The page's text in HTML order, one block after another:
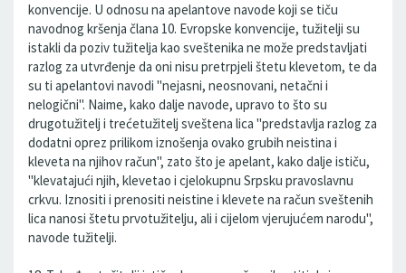
konvencije. U odnosu na apelantove navode koji se tiču
navodnog kršenja člana 10. Evropske konvencije, tužitelji su
istakli da poziv tužitelja kao sveštenika ne može predstavljati
razlog za utvrđenje da oni nisu pretrpjeli štetu klevetom, te da
su ti apelantovi navodi "nejasni, neosnovani, netačni i
nelogični". Naime, kako dalje navode, upravo to što su
drugotužitelj i trećetužitelj sveštena lica "predstavlja razlog za
dodatni oprez prilikom iznošenja ovako grubih neistina i
kleveta na njihov račun", zato što je apelant, kako dalje ističu,
"klevatajući njih, klevetao i cjelokupnu Srpsku pravoslavnu
crkvu. Iznositi i prenositi neistine i klevete na račun sveštenih
lica nanosi štetu prvotužitelju, ali i cijelom vjerujućem narodu",
navode tužitelji.